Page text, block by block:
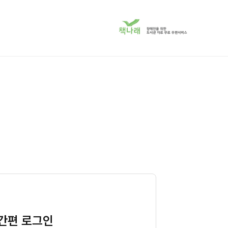
책
나
편 로그인